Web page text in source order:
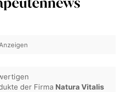
Anzeigen
der Firma Natura Vitalis